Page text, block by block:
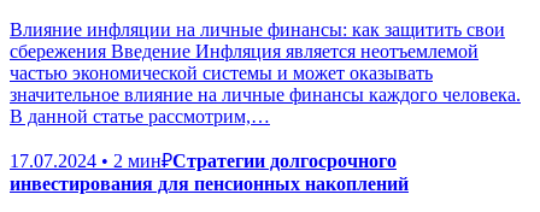
Влияние инфляции на личные финансы: как защитить свои
сбережения Введение Инфляция является неотъемлемой
частью экономической системы и может оказывать
значительное влияние на личные финансы каждого человека.
В данной статье рассмотрим,…
17.07.2024 • 2 мин₽Стратегии долгосрочного
инвестирования для пенсионных накоплений